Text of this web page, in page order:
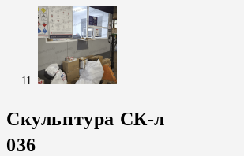
Скульптура СК-л
036